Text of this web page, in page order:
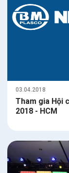
03.04.2018
Tham gia Hội
2018 - HCM